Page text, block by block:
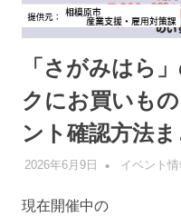
「さがみはら
クにお買いも
ント確認方法ま
2026年6月9日 管理者
イベント情
現在開催中の